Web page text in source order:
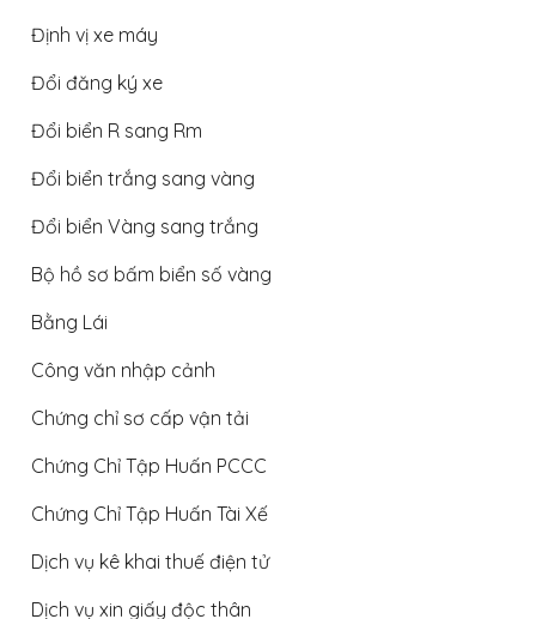
Định vị xe máy
Đổi đăng ký xe
Đổi biển R sang Rm
Đổi biển trắng sang vàng
Đổi biển Vàng sang trắng
Bộ hồ sơ bấm biển số vàng
Bằng Lái
Công văn nhập cảnh
Chứng chỉ sơ cấp vận tải
Chứng Chỉ Tập Huấn PCCC
Chứng Chỉ Tập Huấn Tài Xế
Dịch vụ kê khai thuế điện tử
Dịch vụ xin giấy độc thân